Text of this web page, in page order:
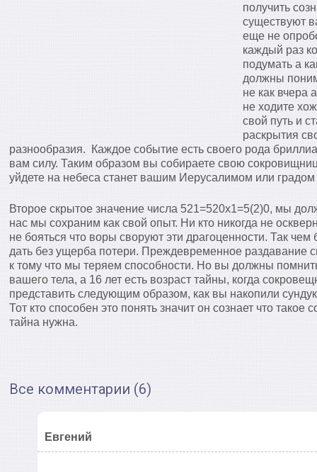
получить
существуют
еще не
каждый раз
подумать а
должны
не как вчера
не ходите
свой путь и
раскрытия
разнообразия. Каждое событие есть своего рода
вам силу. Таким образом вы собираете свою
уйдете на небеса станет вашим Иерусалимом или
Второе скрытое значение числа 521=520х1=5(2)0, мы
нас мы сохраним как свой опыт. Ни кто никогда не
не бояться что воры своруют эти драгоценности. Так
дать без ущерба потери. Преждевременное раздавание
к тому что мы теряем способности. Но вы должны
вашего тела, а 16 лет есть возраст тайны, когда
представить следующим образом, как вы накопили
Тот кто способен это понять значит он сознает что такое
тайна нужна.
Все комментарии (6)
Евгений